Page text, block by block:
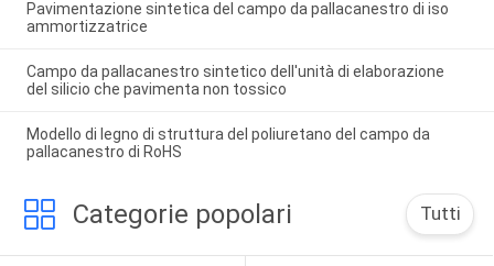
Pavimentazione sintetica del campo da pallacanestro di iso
ammortizzatrice
Campo da pallacanestro sintetico dell'unità di elaborazione
del silicio che pavimenta non tossico
Modello di legno di struttura del poliuretano del campo da
pallacanestro di RoHS
Categorie popolari Tutti